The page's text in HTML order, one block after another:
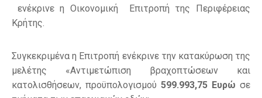
ενέκρινε η Οικονομική Επιτροπή της Περιφέρειας
Κρήτης.
Συγκεκριμένα η Επιτροπή ενέκρινε την κατακύρωση της
μελέτης «Αντιμετώπιση βραχοπτώσεων και
κατολισθήσεων, προϋπολογισμού 599.993,75 Ευρώ σε